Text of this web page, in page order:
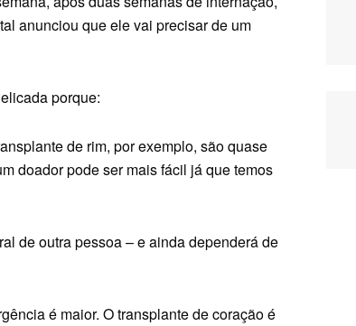
anunciou que ele vai precisar de um
porque:
de rim, por exemplo, são quase
doador pode ser mais fácil já que temos
de outra pessoa – e ainda dependerá de
é maior. O transplante de coração é